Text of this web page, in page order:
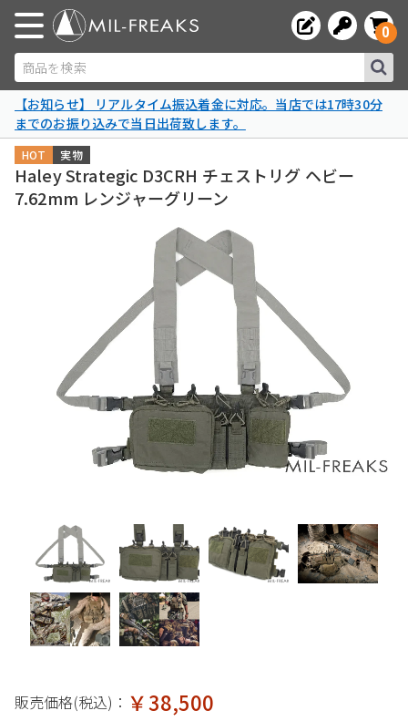
商品を検索
0
【お知らせ】 リアルタイム振込着金に対応。当店では17時30分
までのお振り込みで当日出荷致します。
実物
HOT
Haley Strategic D3CRH チェストリグ ヘビー
7.62mm レンジャーグリーン
販売価格(税込)： ￥38,500